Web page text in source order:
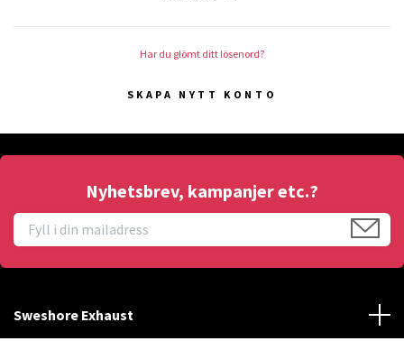
Har du glömt ditt lösenord?
SKAPA NYTT KONTO
Nyhetsbrev, kampanjer etc.?
Sweshore Exhaust